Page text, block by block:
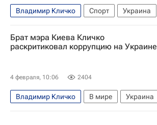
Владимир Кличко Спорт
Украина
Михаил Дегтярев
Вокруг спорта
Брат мэра Киева Кличко
раскритиковал коррупцию на Украине
4 февраля, 10:06 2404
Владимир Кличко В мире
Украина
Владимир Зеленский